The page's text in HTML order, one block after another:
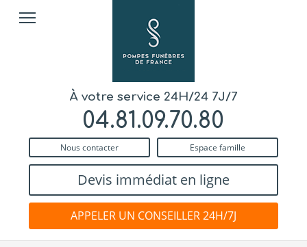
À votre service 24H/24 7J/7
04.81.09.70.80
Nous contacter Espace famille
Devis immédiat en ligne
APPELER UN CONSEILLER 24H/7J